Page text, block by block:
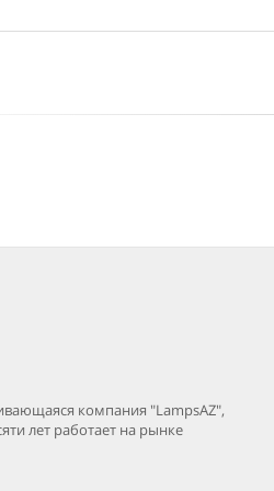
компания "LampsAZ",
лет работает на рынке